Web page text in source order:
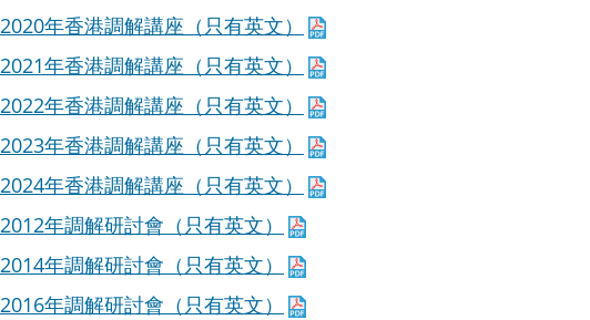
2020年香港調解講座（只有英文）
2021年香港調解講座（只有英文）
2022年香港調解講座（只有英文）
2023年香港調解講座（只有英文）
2024年香港調解講座（只有英文）
2012年調解研討會（只有英文）
2014年調解研討會（只有英文）
2016年調解研討會（只有英文）